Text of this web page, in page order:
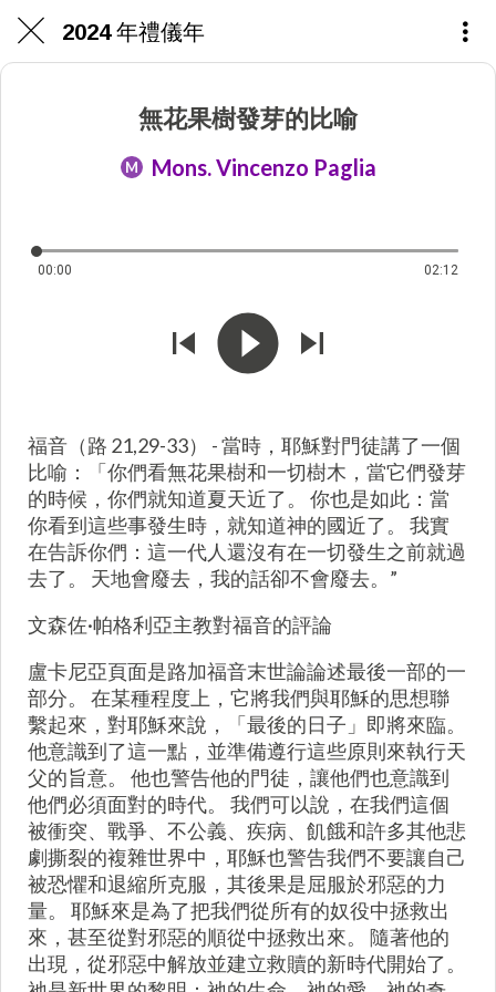
2024 年禮儀年
無花果樹發芽的比喻
M Mons. Vincenzo Paglia
00:00 02:12
福音（路 21,29-33） - 當時，耶穌對門徒講了一個
比喻：「你們看無花果樹和一切樹木，當它們發芽
的時候，你們就知道夏天近了。 你也是如此：當
你看到這些事發生時，就知道神的國近了。 我實
在告訴你們：這一代人還沒有在一切發生之前就過
去了。 天地會廢去，我的話卻不會廢去。”
文森佐·帕格利亞主教對福音的評論
盧卡尼亞頁面是路加福音末世論論述最後一部的一
部分。 在某種程度上，它將我們與耶穌的思想聯
繫起來，對耶穌來說，「最後的日子」即將來臨。
他意識到了這一點，並準備遵行這些原則來執行天
父的旨意。 他也警告他的門徒，讓他們也意識到
他們必須面對的時代。 我們可以說，在我們這個
被衝突、戰爭、不公義、疾病、飢餓和許多其他悲
劇撕裂的複雜世界中，耶穌也警告我們不要讓自己
被恐懼和退縮所克服，其後果是屈服於邪惡的力
量。 耶穌來是為了把我們從所有的奴役中拯救出
來，甚至從對邪惡的順從中拯救出來。 隨著他的
出現，從邪惡中解放並建立救贖的新時代開始了。